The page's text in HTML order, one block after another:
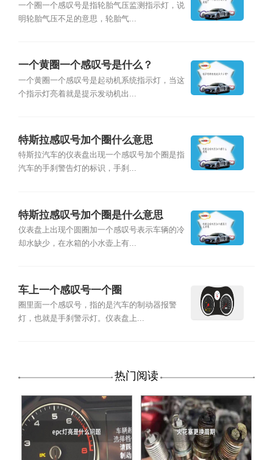
一个圈一个感叹号是指轮胎气压监测指示灯，说
明轮胎气压不足的意思，轮胎气...
一个黄圈一个感叹号是什么？
一个黄圈一个感叹号是起动机系统指示灯，当这
个指示灯亮着就是提示发动机出...
特斯拉感叹号加个圈什么意思
特斯拉汽车的仪表盘出现一个感叹号加个圈是指
汽车的手刹警告灯的标识，手刹...
特斯拉感叹号加个圈是什么意思
仪表盘上出现个圆圈加一个感叹号表示车辆的冷
却水缺少，在水箱的小水壶上有...
车上一个感叹号一个圈
圈里面一个感叹号，指的是汽车的制动器报警
灯，也就是手刹警示灯。仪表盘上...
热门阅读